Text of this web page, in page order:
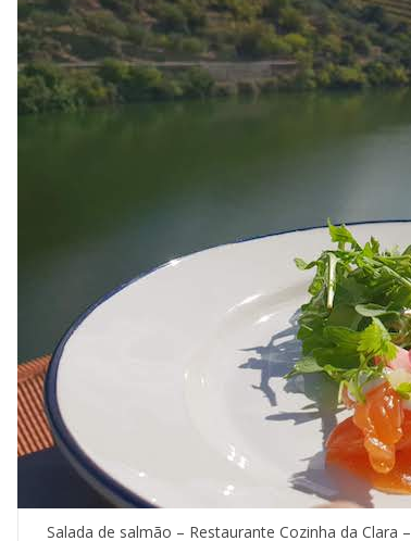
Salada de salmão – Restaurante Cozinha da